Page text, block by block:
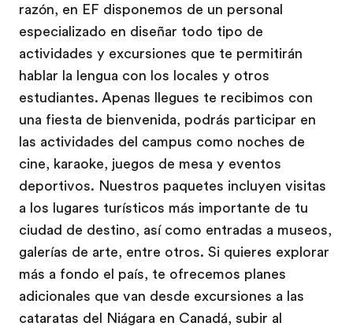
razón, en EF disponemos de un personal
especializado en diseñar todo tipo de
actividades y excursiones que te permitirán
hablar la lengua con los locales y otros
estudiantes. Apenas llegues te recibimos con
una fiesta de bienvenida, podrás participar en
las actividades del campus como noches de
cine, karaoke, juegos de mesa y eventos
deportivos. Nuestros paquetes incluyen visitas
a los lugares turísticos más importante de tu
ciudad de destino, así como entradas a museos,
galerías de arte, entre otros. Si quieres explorar
más a fondo el país, te ofrecemos planes
adicionales que van desde excursiones a las
cataratas del Niágara en Canadá, subir al